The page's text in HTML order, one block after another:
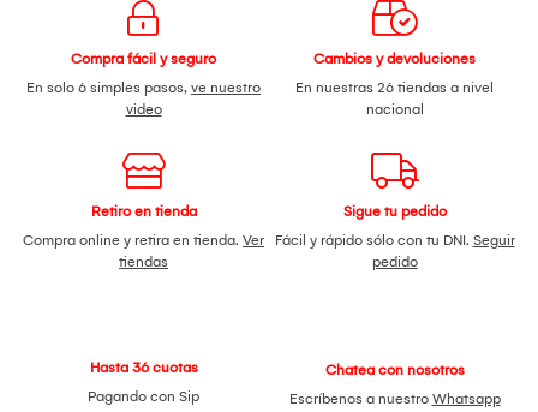
Compra fácil y seguro
En solo 6 simples pasos, ve nuestro
video
Cambios y devoluciones
En nuestras 26 tiendas a nivel
nacional
Retiro en tienda
Compra online y retira en tienda. Ver
tiendas
Sigue tu pedido
Fácil y rápido sólo con tu DNI. Seguir
pedido
Hasta 36 cuotas
Pagando con Sip
Chatea con nosotros
Escríbenos a nuestro Whatsapp